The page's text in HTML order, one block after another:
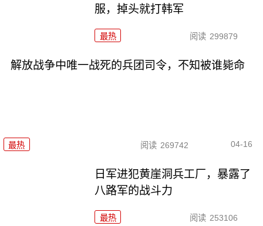
服，掉头就打韩军
最热 阅读 299879
解放战争中唯一战死的兵团司令，不知被谁毙命
最热 阅读 269742 04-16
日军进犯黄崖洞兵工厂，暴露了
八路军的战斗力
最热 阅读 253106